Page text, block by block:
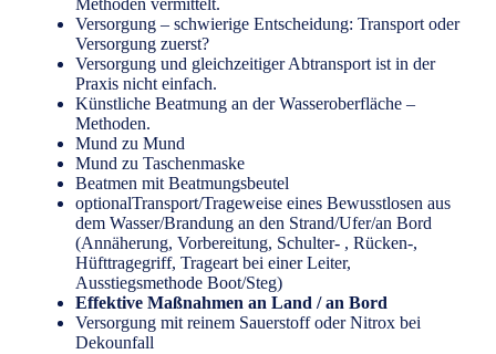
Methoden vermittelt.
Versorgung – schwierige Entscheidung: Transport oder
Versorgung zuerst?
Versorgung und gleichzeitiger Abtransport ist in der
Praxis nicht einfach.
Künstliche Beatmung an der Wasseroberfläche –
Methoden.
Mund zu Mund
Mund zu Taschenmaske
Beatmen mit Beatmungsbeutel
optionalTransport/Trageweise eines Bewusstlosen aus
dem Wasser/Brandung an den Strand/Ufer/an Bord
(Annäherung, Vorbereitung, Schulter- , Rücken-,
Hüfttragegriff, Trageart bei einer Leiter,
Ausstiegsmethode Boot/Steg)
Effektive Maßnahmen an Land / an Bord
Versorgung mit reinem Sauerstoff oder Nitrox bei
Dekounfall